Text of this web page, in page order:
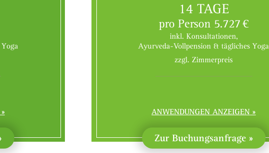
14 TAGE
pro Person 5.727 €
inkl. Konsultationen,
Ayurveda-Vollpension & tägliches Yoga
zzgl. Zimmerpreis
ANWENDUNGEN ANZEIGEN
Zur Buchungsanfrage